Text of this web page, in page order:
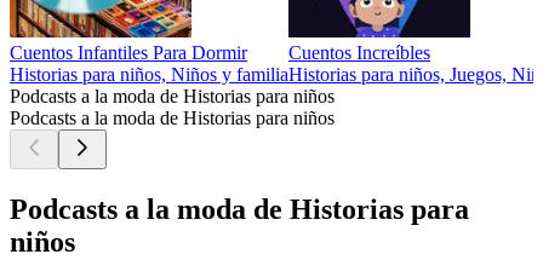
Cuentos Infantiles Para Dormir
Historias para niños, Niños y familia
Cuentos Increíbles
Historias para niños, Juegos,
Podcasts a la moda de Historias para niños
Podcasts a la moda de Historias para niños
Podcasts a la moda de Historias para
niños